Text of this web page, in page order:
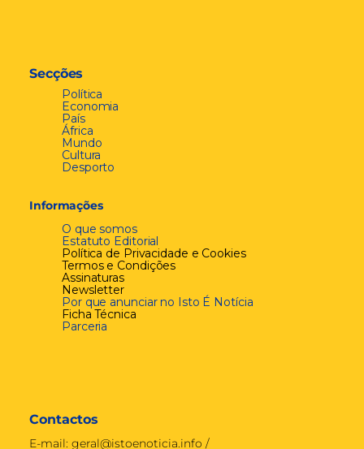
Secções
Política
Economia
País
África
Mundo
Cultura
Desporto
Informações
O que somos
Estatuto Editorial
Política de Privacidade e Cookies
Termos e Condições
Assinaturas
Newsletter
Por que anunciar no Isto É Notícia
Ficha Técnica
Parceria
Contactos
E-mail: geral@istoenoticia.info /